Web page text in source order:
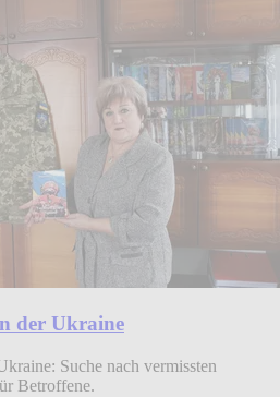
der Ukraine
Suche nach vermissten
Betroffene.